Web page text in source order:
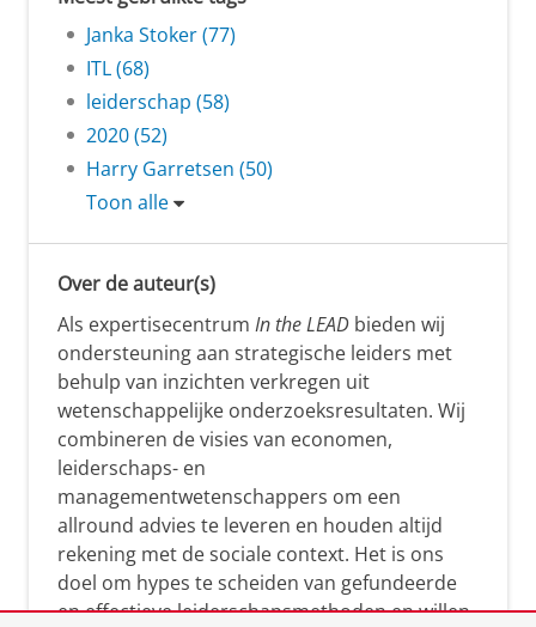
Janka Stoker (77)
ITL (68)
leiderschap (58)
2020 (52)
Harry Garretsen (50)
Toon alle
Over de auteur(s)
Als expertisecentrum In the LEAD bieden wij
ondersteuning aan strategische leiders met
behulp van inzichten verkregen uit
wetenschappelijke onderzoeksresultaten. Wij
combineren de visies van economen,
leiderschaps- en
managementwetenschappers om een
allround advies te leveren en houden altijd
rekening met de sociale context. Het is ons
doel om hypes te scheiden van gefundeerde
en effectieve leiderschapsmethoden en willen